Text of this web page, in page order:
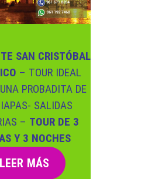
SAN CRISTÓBAL
– TOUR IDEAL
PROBADITA DE
SALIDAS
– TOUR DE 3
Y 3 NOCHES
LEER MÁS